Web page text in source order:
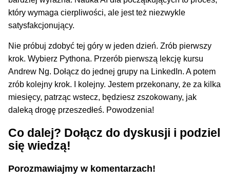
który wymaga cierpliwości, ale jest też niezwykle
satysfakcjonujący.
Nie próbuj zdobyć tej góry w jeden dzień. Zrób pierwszy
krok. Wybierz Pythona. Przerób pierwszą lekcję kursu
Andrew Ng. Dołącz do jednej grupy na LinkedIn. A potem
zrób kolejny krok. I kolejny. Jestem przekonany, że za kilka
miesięcy, patrząc wstecz, będziesz zszokowany, jak
daleką drogę przeszedłeś. Powodzenia!
Co dalej? Dołącz do dyskusji i podziel
się wiedzą!
Porozmawiajmy w komentarzach!